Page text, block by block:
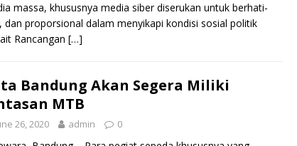
massa, khususnya media siber diserukan untuk berhati-
dan proporsional dalam menyikapi kondisi sosial politik
Rancangan […]
Bandung Akan Segera Miliki
MTB
26, 2020 admin 0